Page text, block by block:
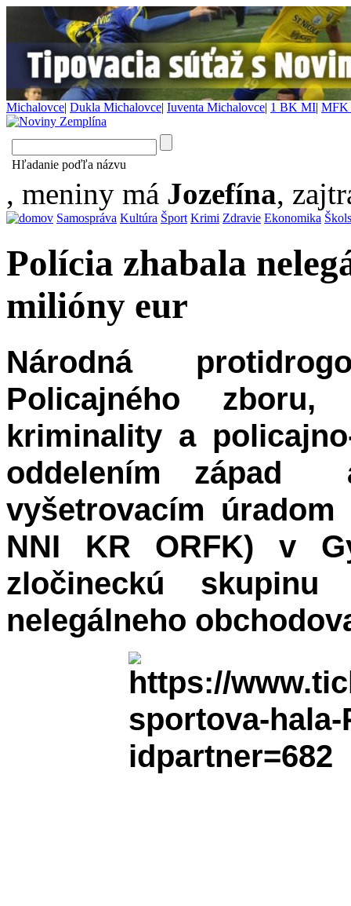
Michalovce| Dukla Michalovce| Iuventa Michalovce| 1 BK MI| MFK
Hľadanie poďľa názvu
, meniny má Jozefína,
Samospráva Kultúra Šport Krimi Zdravie Ekonomika
Polícia zhabala
milióny eur
Národná
Policajného zboru,
kriminality a
oddelením západ
vyšetrovacím
NNI KR ORFK) v
zločineckú
nelegálneho